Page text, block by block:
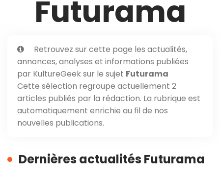
Futurama
Retrouvez sur cette page les actualités,
annonces, analyses et informations publiées
par KultureGeek sur le sujet Futurama
Cette sélection regroupe actuellement 2
articles publiés par la rédaction. La rubrique est
automatiquement enrichie au fil de nos
nouvelles publications.
Dernières actualités Futurama